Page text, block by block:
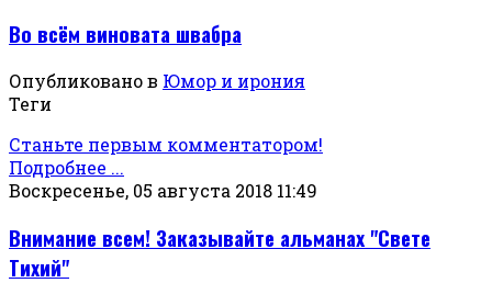
Во всём виновата швабра
Опубликовано в Юмор и ирония
Теги
Станьте первым комментатором!
Подробнее ...
Воскресенье, 05 августа 2018 11:49
Внимание всем! Заказывайте альманах "Свете
Тихий"